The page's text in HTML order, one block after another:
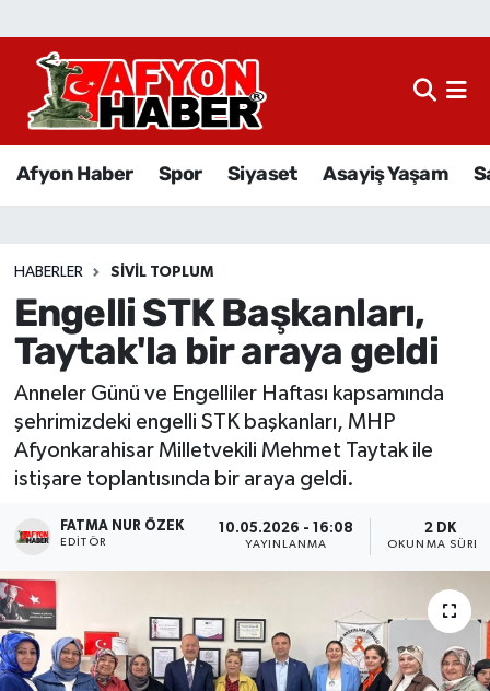
Afyon Haber Spor Siyaset Asayiş Yaşam
HABERLER SIVIL TOPLUM
Engelli STK Başkanları,
Taytak'la bir araya geldi
Anneler Günü ve Engelliler Haftası kapsamında
şehrimizdeki engelli STK başkanları, MHP
Afyonkarahisar Milletvekili Mehmet Taytak ile
istişare toplantısında bir araya geldi.
FATMA NUR ÖZEK
EDITÖR
10.05.2026 - 16:08
YAYINLANMA
2 DK
OKUNMA
Afyon Haber
Sağlık
Eğitim
Sivil Toplum
Ekonomi
Magazin